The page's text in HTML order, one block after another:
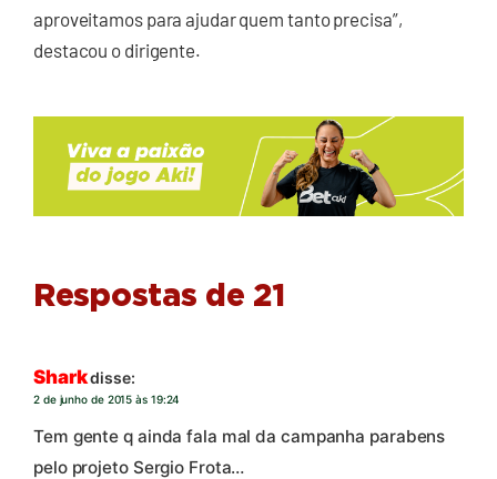
aproveitamos para ajudar quem tanto precisa”,
destacou o dirigente.
Respostas de 21
Sharkdisse:
2 de junho de 2015 às 19:24
Tem gente q ainda fala mal da campanha parabens
pelo projeto Sergio Frota…